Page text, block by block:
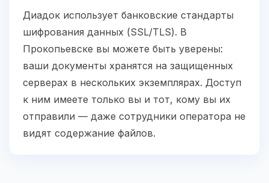
Диадок использует банковские стандарты
шифрования данных (SSL/TLS). В
Прокопьевске вы можете быть уверены:
ваши документы хранятся на защищенных
серверах в нескольких экземплярах. Доступ
к ним имеете только вы и тот, кому вы их
отправили — даже сотрудники оператора не
видят содержание файлов.